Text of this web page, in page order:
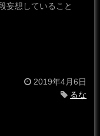
妄想していること
2019年4月6日
るな